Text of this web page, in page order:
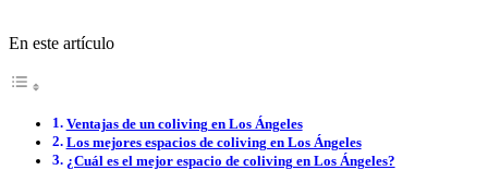
En este artículo
Ventajas de un coliving en Los Ángeles
Los mejores espacios de coliving en Los Ángeles
¿Cuál es el mejor espacio de coliving en Los Ángeles?